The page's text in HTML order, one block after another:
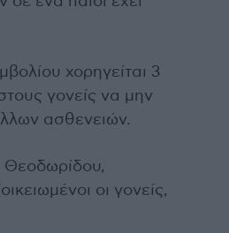
χορηγείται 3
γονείς να μην
ασθενειών.
Θεοδωρίδου,
οι γονείς,